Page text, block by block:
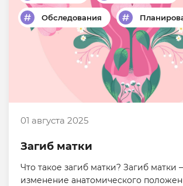
Обследования
01 августа 2025
Загиб матки
Что такое загиб матки? Загиб матки
изменение анатомического